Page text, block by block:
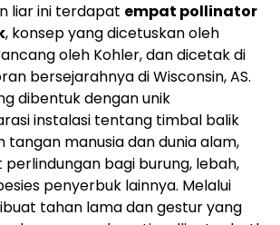
liar ini terdapat empat pollinator
, konsep yang dicetuskan oleh
oleh Kohler, dan dicetak di
bersejarahnya di Wisconsin, AS.
dibentuk dengan unik
instalasi tentang timbal balik
tangan manusia dan dunia alam,
bagi burung, lebah,
penyerbuk lainnya. Melalui
tahan lama dan gestur yang